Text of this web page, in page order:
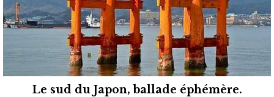
Le sud du Japon, ballade éphémère.